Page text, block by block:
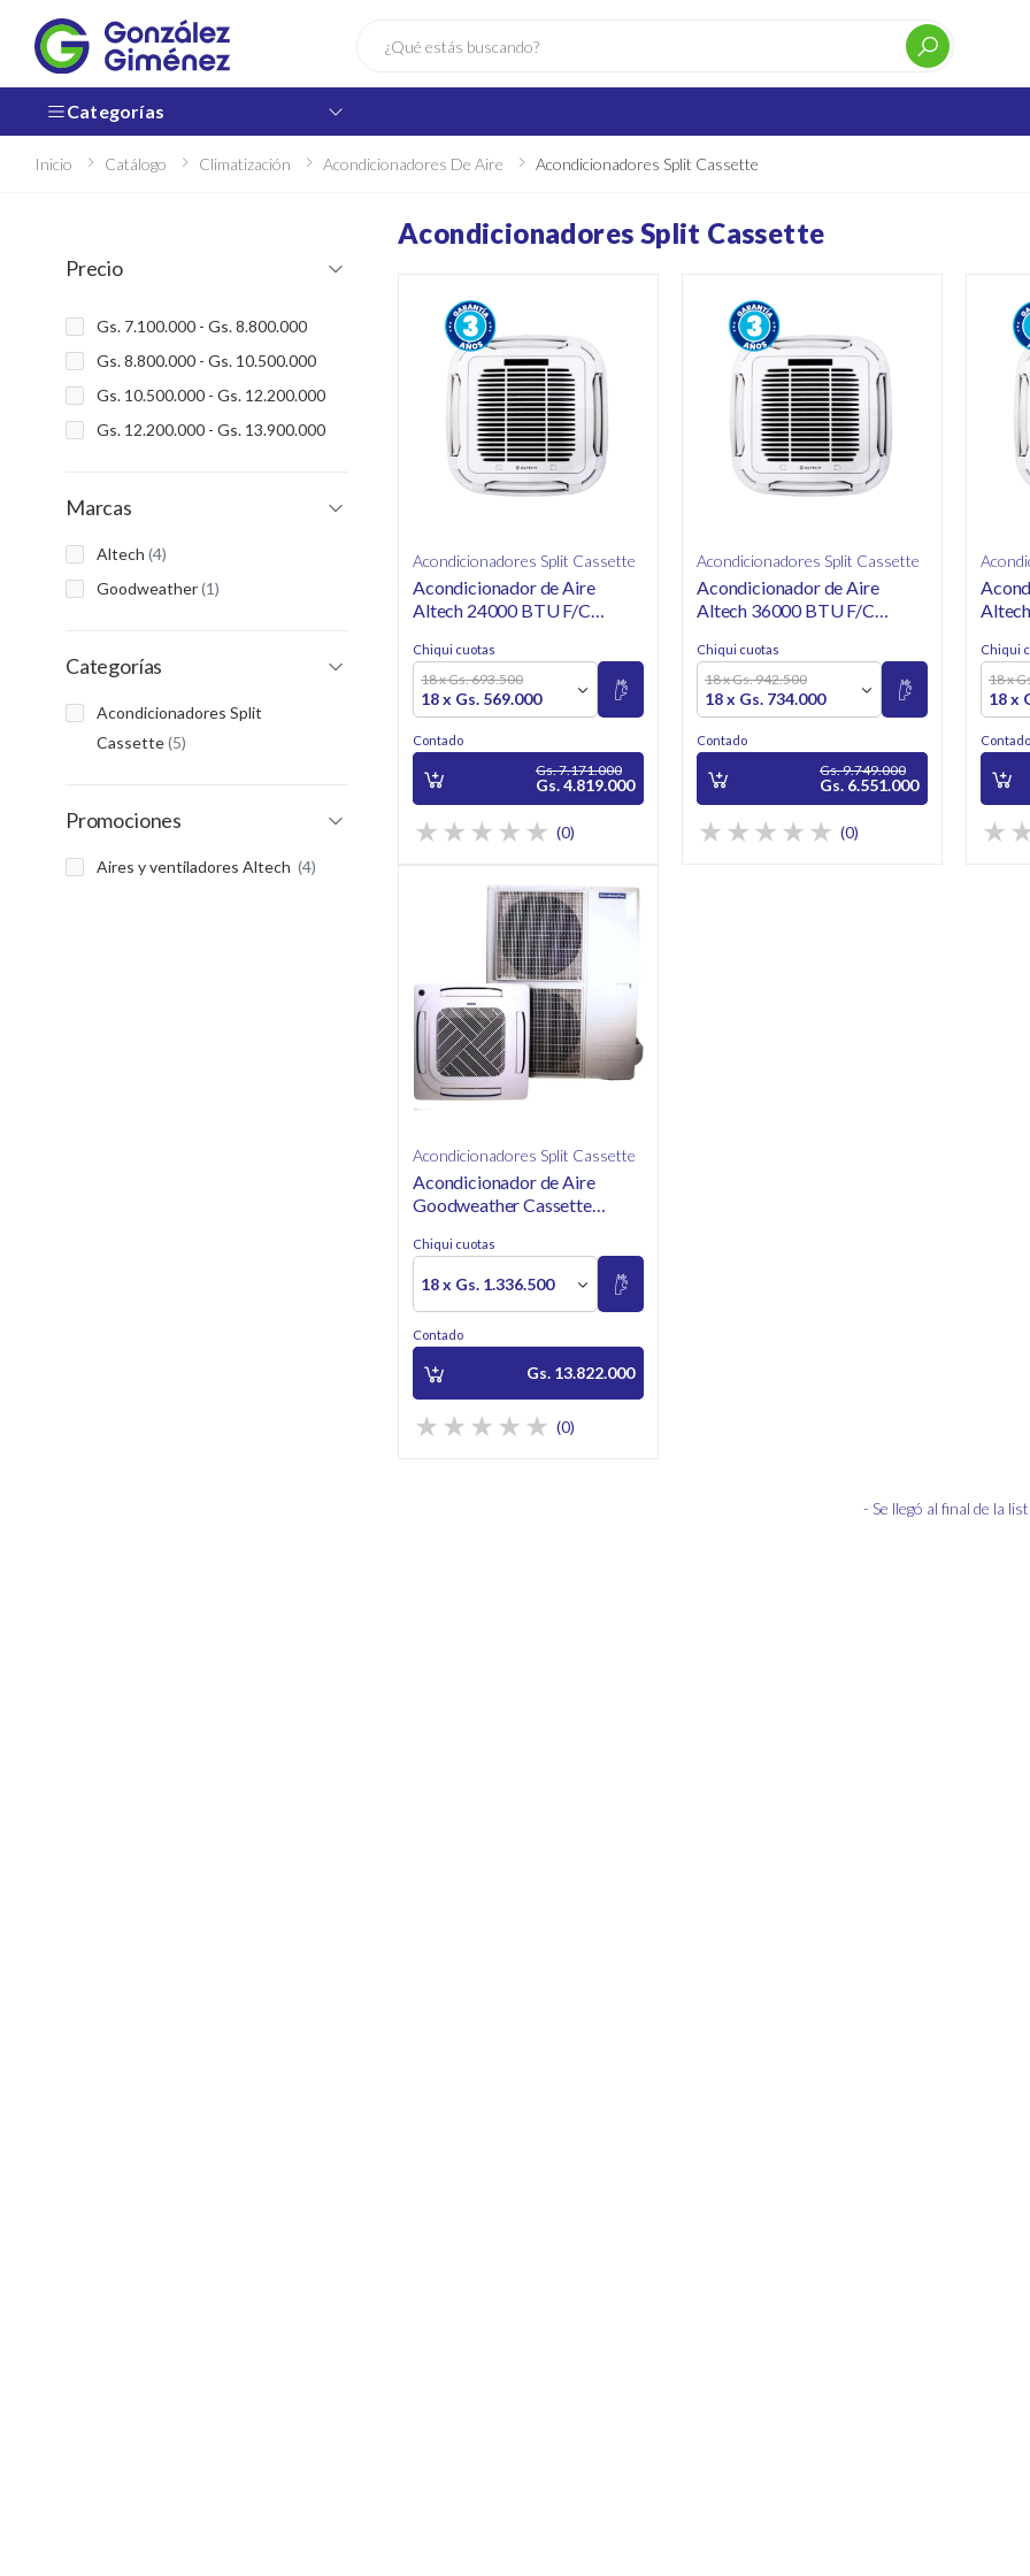
Categorías
Inicio Catálogo Climatización Acondicionadores De Aire Acondicionadores Split Cassette
Precio
Gs. 7.100.000 - Gs. 8.800.000
Gs. 8.800.000 - Gs. 10.500.000
Gs. 10.500.000 - Gs. 12.200.000
Gs. 12.200.000 - Gs. 13.900.000
Marcas
Altech (4)
Goodweather(1)
Categorías
Acondicionadores Split
Cassette(5)
Promociones
Aires y ventiladores Altech (4)
Acondicionadores Split Cassette
Acondicionadores Split Cassette
Acondicionador de Aire
Altech 24000 BTU F/C
Cassette
Chiqui cuotas
18 x Gs. 693.500
18 x Gs. 569.000
Contado
Gs. 7.171.000
Gs. 4.819.000
(0)
Acondicionadores Split Cassette
Acondicionador de Aire
Altech 36000 BTU F/C
Cassette
Chiqui cuotas
18 x Gs. 942.500
18 x Gs. 734.000
Contado
Gs. 9.749.000
Gs. 6.551.000
(0)
Chiqui
18 x
18 x
Contado
Acondicionadores Split Cassette
Acondicionador de Aire
Goodweather Cassette
Chiqui cuotas
18 x Gs. 1.336.500
Contado
Gs. 13.822.000
(0)
- Se llegó al final de la